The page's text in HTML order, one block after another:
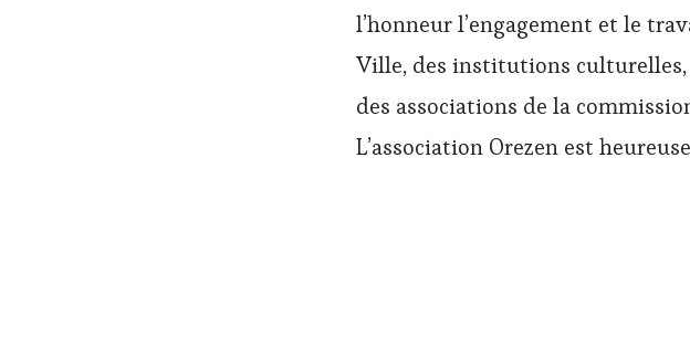
l’honneur l’engagement et le
Ville, des institutions
des associations de la
L’association Orezen est